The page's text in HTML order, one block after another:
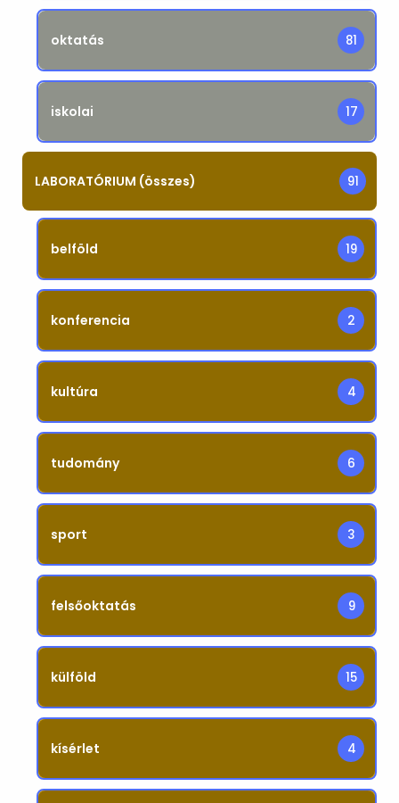
oktatás 81
iskolai 17
LABORATÓRIUM (összes) 91
belföld 19
konferencia 2
kultúra 4
tudomány 6
sport 3
felsőoktatás 9
külföld 15
kísérlet 4